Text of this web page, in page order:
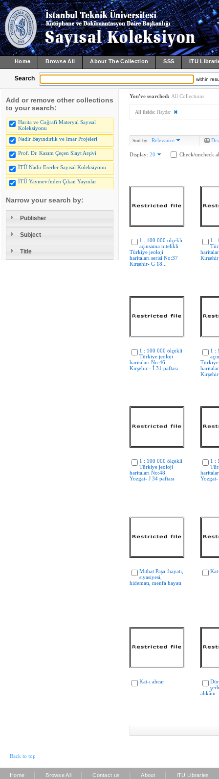
Home Browse All About The Collection SSS ITU
Search within
Add or remove other collections
to your search:
Harita ve Coğrafi Materyal Sayısal
Koleksiyonu
Nadir Bayındırlık ve İmar Projeleri
Prof. Dr. Kazım Çeçen Slayt Arşivi
İTÜ Nadir Eserler Sayısal Koleksiyonu
İTÜ Yayınevi'nden Çıkan Yayınlar
Narrow your search by:
Publisher
Subject
Title
You've searched: All Collections
All fields: Haydar
Sort by: Relevance
Display: 20 Check/uncheck
1 : 100 000 ölçekli
açınsama nitelikli
Türkiye jeoloji
haritaları serisi No:37
Kırşehir- G 18...
1 :
1 : 100 000 ölçekli
Türkiye jeoloji
haritaları No:46
Kırşehir - İ 31 paftası .
1 :
1 : 100 000 ölçekli
Türkiye jeoloji
haritaları No:48
Yozgat- J 34 paftası
1 :
Yozgat-
Mithat Paşa :hayatı,
siyasiyesi,
hidematı, menfa hayatı
Kat-ı ahcar
ahkâm
Back to top
Home Browse All Contact us About ITU Libraries